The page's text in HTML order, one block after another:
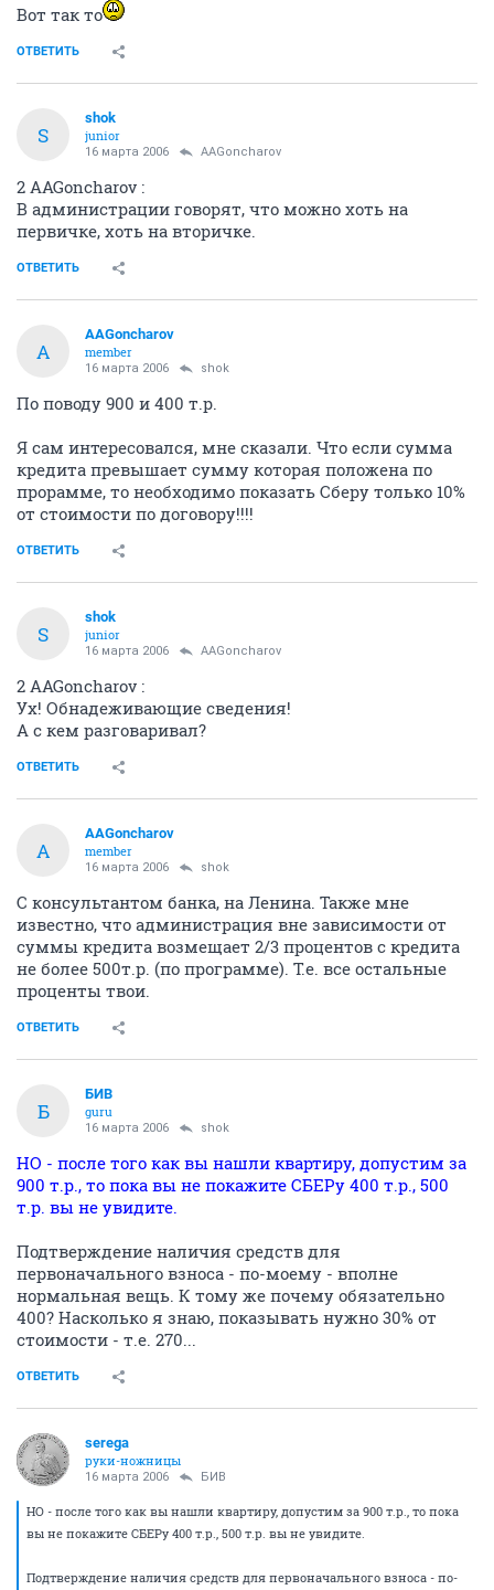
Вот так то
ОТВЕТИТЬ
S
shok
junior
16 марта 2006 AAGoncharov
2 AAGoncharov :
В администрации говорят, что можно хоть на
первичке, хоть на вторичке.
ОТВЕТИТЬ
A
AAGoncharov
member
16 марта 2006 shok
По поводу 900 и 400 т.р.
Я сам интересовался, мне сказали. Что если сумма
кредита превышает сумму которая положена по
прорамме, то необходимо показать Сберу только 10%
от стоимости по договору!!!!
ОТВЕТИТЬ
S
shok
junior
16 марта 2006 AAGoncharov
2 AAGoncharov :
Ух! Обнадеживающие сведения!
А с кем разговаривал?
ОТВЕТИТЬ
A
AAGoncharov
member
16 марта 2006 shok
С консультантом банка, на Ленина. Также мне
известно, что администрация вне зависимости от
суммы кредита возмещает 2/3 процентов с кредита
не более 500т.р. (по программе). Т.е. все остальные
проценты твои.
ОТВЕТИТЬ
Б
БИВ
guru
16 марта 2006 shok
НО - после того как вы нашли квартиру, допустим за
900 т.р., то пока вы не покажите СБЕРу 400 т.р., 500
т.р. вы не увидите.
Подтверждение наличия средств для
первоначального взноса - по-моему - вполне
нормальная вещь. К тому же почему обязательно
400? Насколько я знаю, показывать нужно 30% от
стоимости - т.е. 270...
ОТВЕТИТЬ
serega
руки-ножницы
16 марта 2006 БИВ
НО - после того как вы нашли квартиру, допустим за 900 т.р., то пока
вы не покажите СБЕРу 400 т.р., 500 т.р. вы не увидите.
Подтверждение наличия средств для первоначального взноса - по-